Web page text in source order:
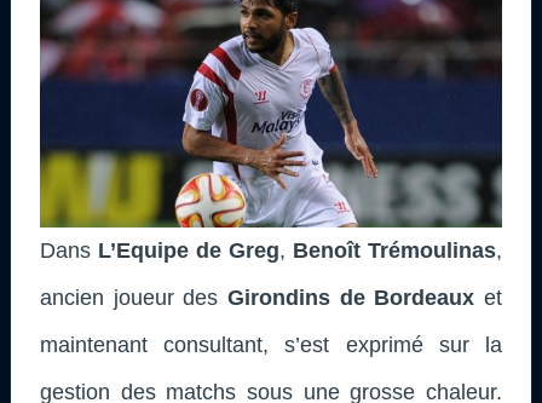
Dans L’Equipe de Greg, Benoît Trémoulinas,
ancien joueur des Girondins de Bordeaux et
maintenant consultant,s’est exprimé sur la
gestion des matchs sous une grosse chaleur.